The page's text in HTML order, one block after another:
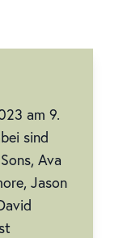
am 9.
sind
Ava
Jason